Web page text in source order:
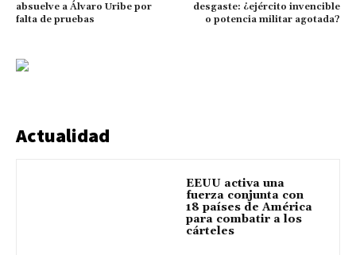
absuelve a Álvaro Uribe por
falta de pruebas
desgaste: ¿ejército invencible
o potencia militar agotada?
Actualidad
EEUU activa una
fuerza conjunta con
18 países de América
para combatir a los
cárteles